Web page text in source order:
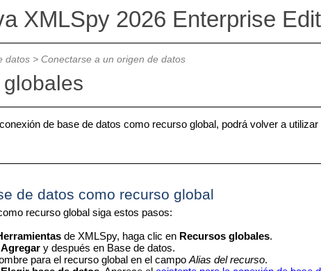
XMLSpy 2026 Enterprise
datos> Conectarse a un origen de datos
de base de datos como recurso global, podrá volver a
de datos como recurso global
recurso global siga estos pasos:
de XMLSpy, haga clic en Recursos globales.
Agregary después en Base de datos.
para el recurso global en el campo Alias del recurso.